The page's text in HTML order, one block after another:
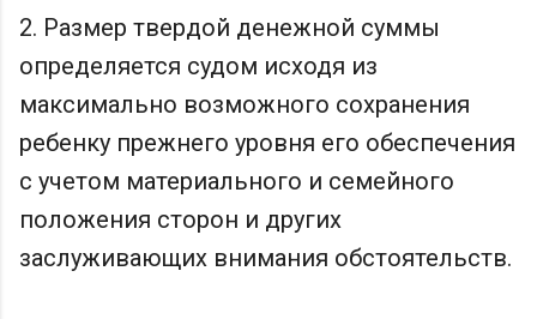
2. Размер твердой денежной суммы
определяется судом исходя из
максимально возможного сохранения
ребенку прежнего уровня его обеспечения
с учетом материального и семейного
положения сторон и других
заслуживающих внимания обстоятельств.